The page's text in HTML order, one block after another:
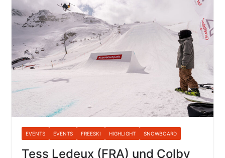
EVENTS EVENTS FREESKI HIGHLIGHT SNOWBOARD
Tess Ledeux (FRA) und Colby